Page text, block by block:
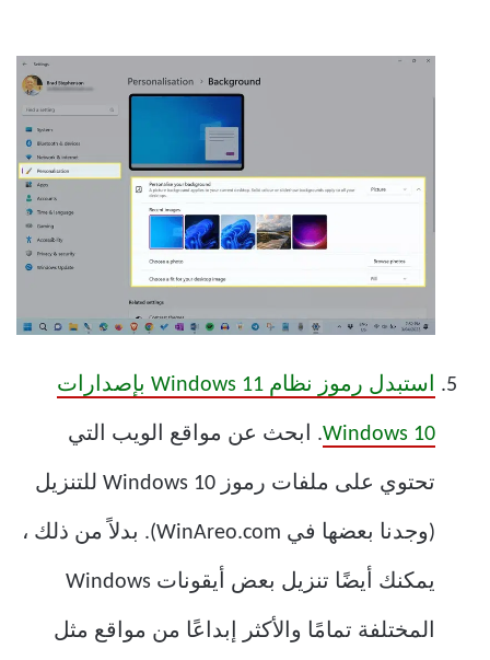
استبدل رموز نظام Windows 11 بإصدارات
Windows 10. ابحث عن مواقع الويب التي
تحتوي على ملفات رموز Windows 10 للتنزيل
(وجدنا بعضها في WinAreo.com). بدلاً من ذلك ،
يمكنك أيضًا تنزيل بعض أيقونات Windows
المختلفة تمامًا والأكثر إبداعًا من مواقع مثل